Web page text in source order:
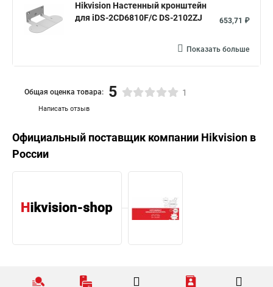
Hikvision Настенный кронштейн
для iDS-2CD6810F/C DS-2102ZJ
653,71 ₽
Показать больше
Написать отзыв
Общая оценка товара: 5 1
Официальный поставщик компании Hikvision в
России